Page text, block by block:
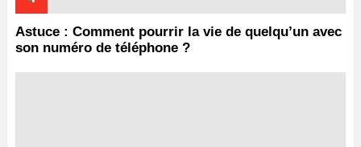
Astuce : Comment pourrir la vie de quelqu’un avec
son numéro de téléphone ?